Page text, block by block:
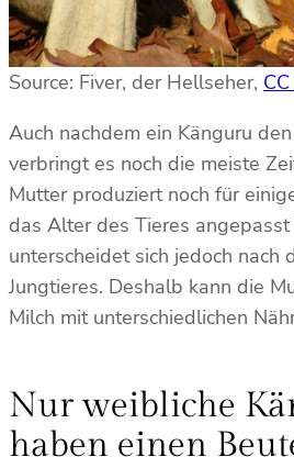
Source: Fiver, der Hellseher,
Auch nachdem ein Känguru
verbringt es noch die meiste
Mutter produziert noch für
das Alter des Tieres
unterscheidet sich jedoch nach
Jungtieres. Deshalb kann die
Milch mit unterschiedlichen
Nur weibliche
haben einen